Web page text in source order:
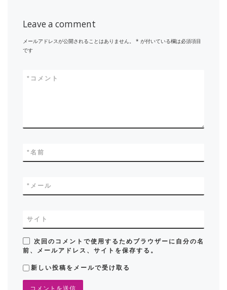
Leave a comment
メールアドレスが公開されることはありません。 * が付いている欄は必須項目
です
コメント
*
名前
*
メール
*
サイト
次回のコメントで使用するためブラウザーに自分の名
前、メールアドレス、サイトを保存する。
新しい投稿をメールで受け取る